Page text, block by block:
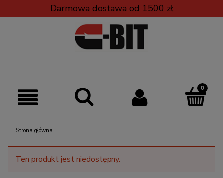
Darmowa dostawa od 1500 zł
Strona główna
Ten produkt jest niedostępny.